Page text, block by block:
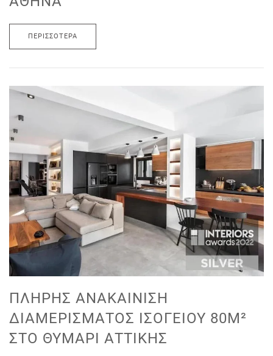
ΠΕΡΙΣΣΌΤΕΡΑ
ΠΛΉΡΗΣ ΑΝΑΚΑΊΝΙΣΗ
ΔΙΑΜΕΡΊΣΜΑΤΟΣ ΙΣΟΓΕΊΟΥ 80M²
ΣΤΟ ΘΥΜΆΡΙ ΑΤΤΙΚΉΣ